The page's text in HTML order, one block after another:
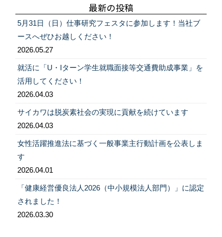
最新の投稿
5月31日（日）仕事研究フェスタに参加します！当社ブ
ースへぜひお越しください！
2026.05.27
就活に「U・Iターン学生就職面接等交通費助成事業」を
活用してください！
2026.04.03
サイカワは脱炭素社会の実現に貢献を続けています
2026.04.03
女性活躍推進法に基づく一般事業主行動計画を公表しま
す
2026.04.01
「健康経営優良法人2026（中小規模法人部門）」に認定
されました！
2026.03.30